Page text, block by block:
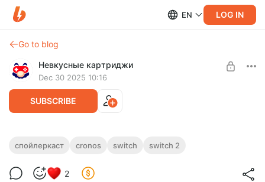
EN LOG IN
Go to blog
Невкусные картриджи
Dec 30 2025 10:16
SUBSCRIBE
Спойлеркаст: Cronos: The New Dawn
Виталя и Андрей с канала «ВКрасном» пропитываются
новогодней атмосферой и пытаются вспомнить сюжет
спойлеркаст cronos switch switch 2
2